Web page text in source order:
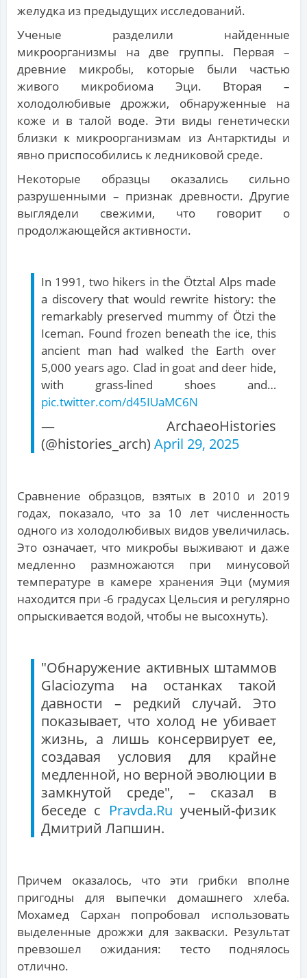
желудка из предыдущих исследований.
Ученые разделили найденные
микроорганизмы на две группы. Первая –
древние микробы, которые были частью
живого микробиома Эци. Вторая –
холодолюбивые дрожжи, обнаруженные на
коже и в талой воде. Эти виды генетически
близки к микроорганизмам из Антарктиды и
явно приспособились к ледниковой среде.
Некоторые образцы оказались сильно
разрушенными – признак древности. Другие
выглядели свежими, что говорит о
продолжающейся активности.
In 1991, two hikers in the Ötztal Alps made
a discovery that would rewrite history: the
remarkably preserved mummy of Ötzi the
Iceman. Found frozen beneath the ice, this
ancient man had walked the Earth over
5,000 years ago. Clad in goat and deer hide,
with grass-lined shoes and…
pic.twitter.com/d45IUaMC6N
— ArchaeoHistories
(@histories_arch) April 29, 2025
Сравнение образцов, взятых в 2010 и 2019
годах, показало, что за 10 лет численность
одного из холодолюбивых видов увеличилась.
Это означает, что микробы выживают и даже
медленно размножаются при минусовой
температуре в камере хранения Эци (мумия
находится при -6 градусах Цельсия и регулярно
опрыскивается водой, чтобы не высохнуть).
"Обнаружение активных штаммов
Glaciozyma на останках такой
давности – редкий случай. Это
показывает, что холод не убивает
жизнь, а лишь консервирует ее,
создавая условия для крайне
медленной, но верной эволюции в
замкнутой среде", – сказал в
беседе с Pravda.Ru ученый-физик
Дмитрий Лапшин.
Причем оказалось, что эти грибки вполне
пригодны для выпечки домашнего хлеба.
Мохамед Сархан попробовал использовать
выделенные дрожжи для закваски. Результат
превзошел ожидания: тесто поднялось
отлично.